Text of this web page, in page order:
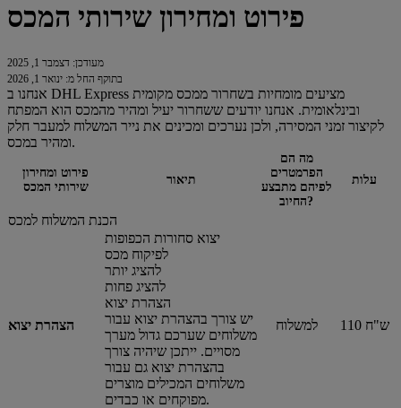
פירוט ומחירון שירותי המכס
מעודכן: דצמבר 1, 2025
בתוקף החל מ: ינואר 1, 2026
אנחנו ב DHL Express מציעים מומחיות בשחרור ממכס מקומית
ובינלאומית. אנחנו יודעים ששחרור יעיל ומהיר מהמכס הוא המפתח
לקיצור זמני המסירה, ולכן נערכים ומכינים את נייר המשלוח למעבר חלק
ומהיר במכס.
פירוט ומחירון
שירותי המכס
תיאור
מה הם
הפרמטרים
לפיהם מתבצע
החיוב?
עלות
הכנת המשלוח למכס
הצהרת יצוא
יצוא סחורות הכפופות
לפיקוח מכס
להציג יותר
להציג פחות
הצהרת יצוא
יש צורך בהצהרת יצוא עבור
משלוחים שערכם גדול מערך
מסויים. ייתכן שיהיה צורך
בהצהרת יצוא גם עבור
משלוחים המכילים מוצרים
מפוקחים או כבדים.
למשלוח 110 ש"ח